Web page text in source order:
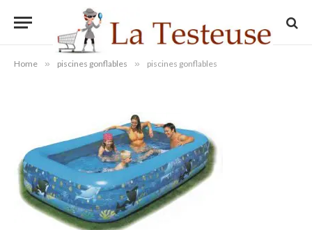
Home » piscines gonflables » piscines gonflables
ByAdministrateur
08/03/2014
Aucun commentaire